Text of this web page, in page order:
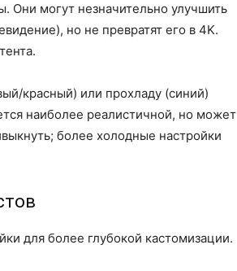
Они могут незначительно улучшить
но не превратят его в 4K.
красный) или прохладу (синий)
наиболее реалистичной, но может
более холодные настройки
для более глубокой кастомизации.